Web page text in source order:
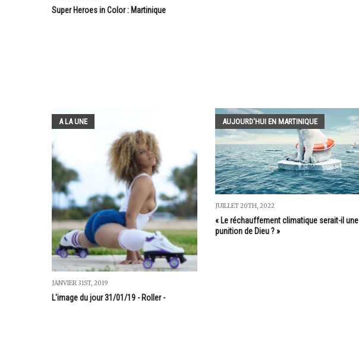
Super Heroes in Color : Martinique
A LA UNE
JANVIER 31ST, 2019
L'image du jour 31/01/19 - Roller -
AUJOURD'HUI EN MARTINIQUE
JUILLET 20TH, 2022
« Le réchauffement climatique serait-il une
punition de Dieu ? »